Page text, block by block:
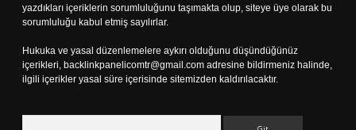
yazdıkları içeriklerin sorumluluğunu taşımakta olup, siteye üye olarak bu
sorumluluğu kabul etmiş sayılırlar.
Hukuka ve yasal düzenlemelere aykırı olduğunu düşündüğünüz
içerikleri, backlinkpanelicomtr@gmail.com adresine bildirmeniz halinde,
ilgili içerikler yasal süre içerisinde sitemizden kaldırılacaktır.